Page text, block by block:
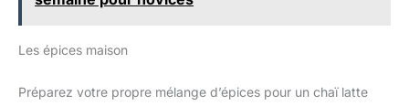
Les épices maison
Préparez votre propre mélange d’épices pour un chaï latte